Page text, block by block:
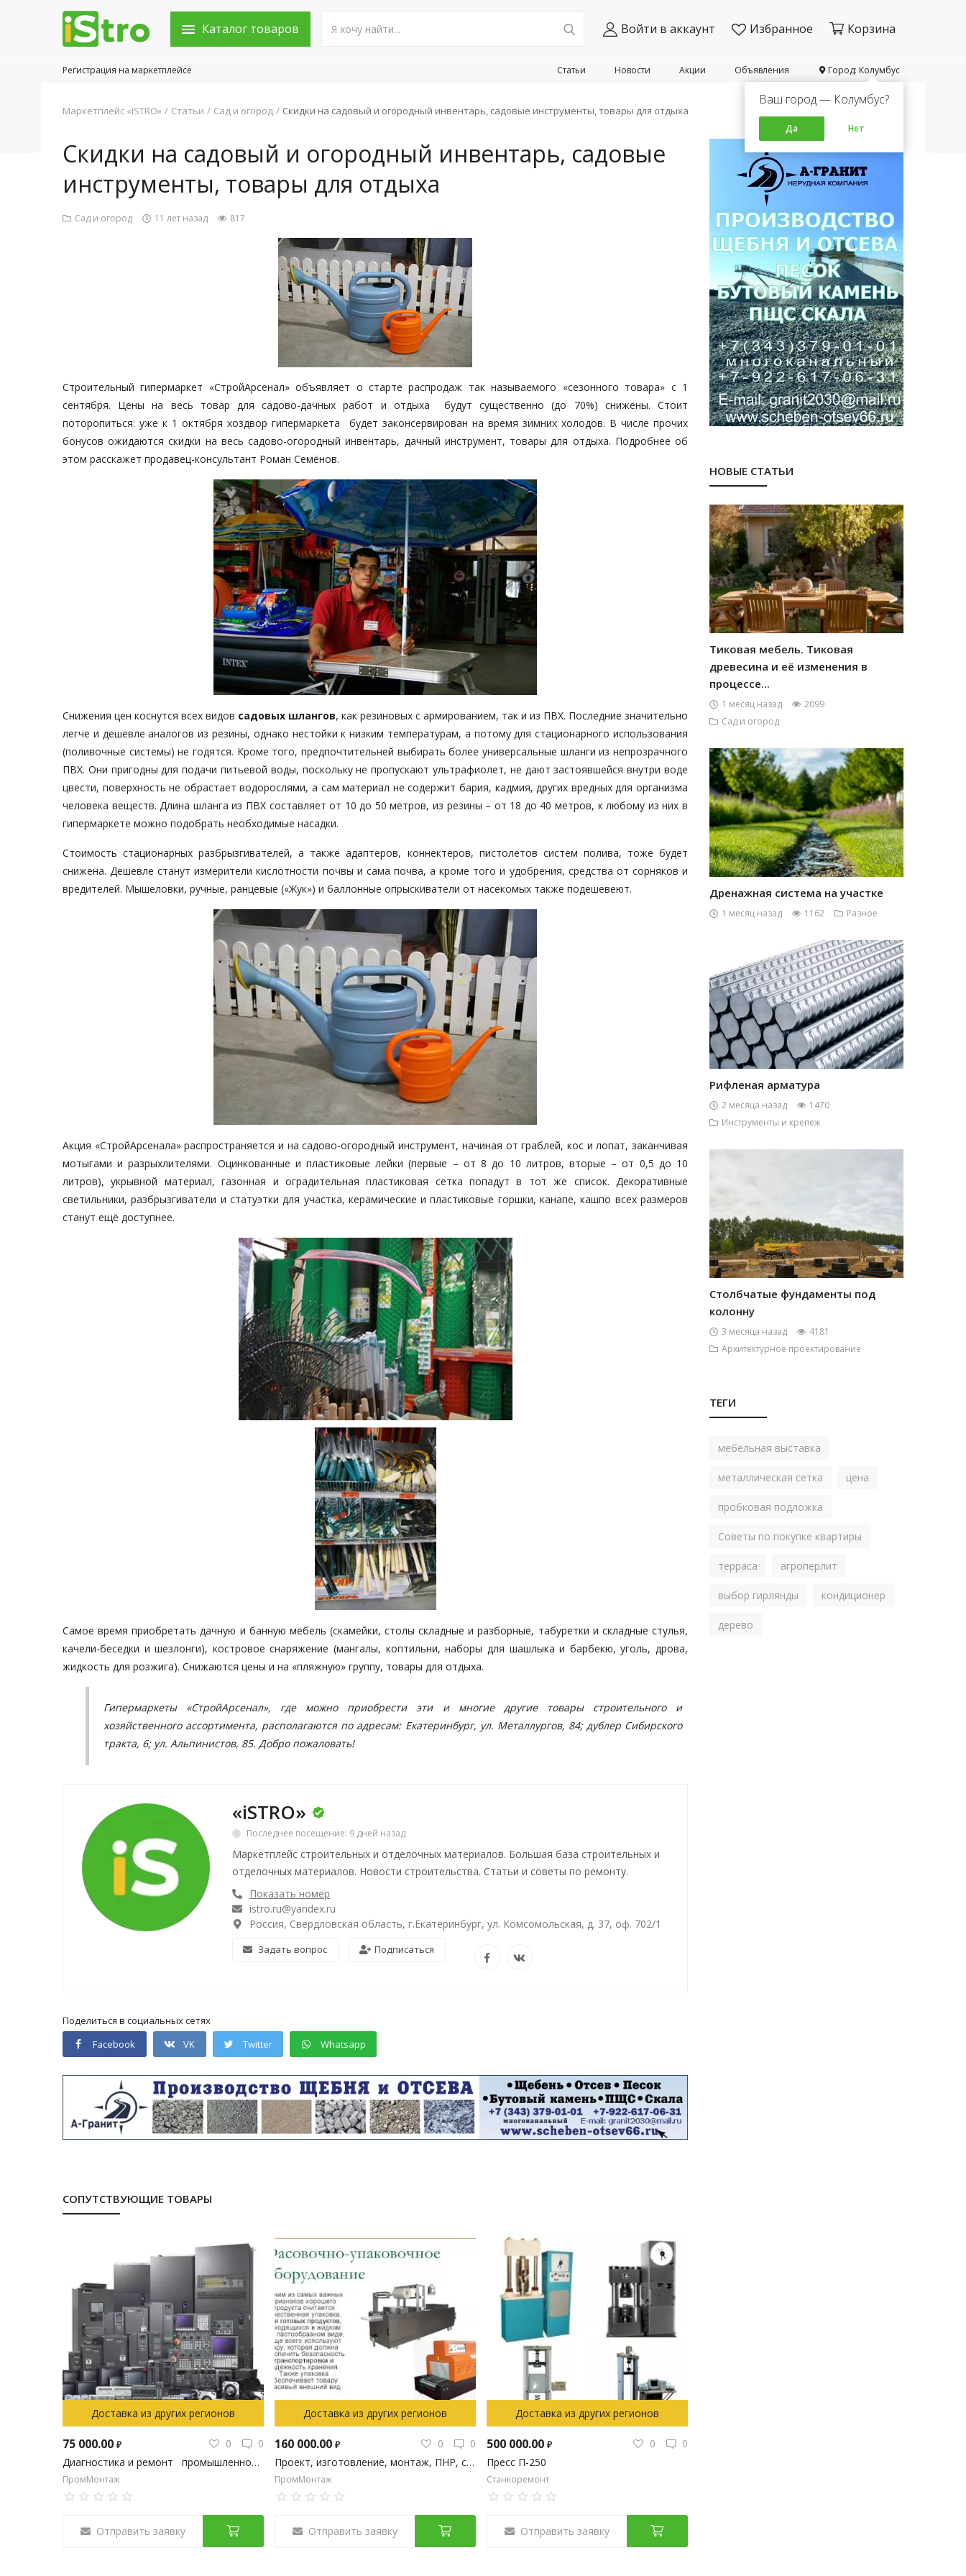
Каталог товаров Войти в аккаунт Избранное Корзина
Город: Колумбус
Ваш город — Колумбус?
Да Нет
Объявления
Акции
Новости
Статьи
Регистрация на маркетплейсе
Маркетплейс «ISTRO» Статьи Сад и огород Скидки на садовый и огородный инвентарь, садовые инструменты, товары для отдыха
Скидки на садовый и огородный инвентарь, садовые
инструменты, товары для отдыха
Сад и огород 11 лет назад 817
Строительный гипермаркет «СтройАрсенал» объявляет о старте распродаж так называемого «сезонного товара» с 1
сентября. Цены на весь товар для садово-дачных работ и отдыха будут существенно (до 70%) снижены. Стоит
поторопиться: уже к 1 октября хоздвор гипермаркета будет законсервирован на время зимних холодов. В числе прочих
бонусов ожидаются скидки на весь садово-огородный инвентарь, дачный инструмент, товары для отдыха. Подробнее об
этом расскажет продавец-консультант Роман Семёнов.
Снижения цен коснутся всех видов садовых шлангов, как резиновых с армированием, так и из ПВХ. Последние значительно
легче и дешевле аналогов из резины, однако нестойки к низким температурам, а потому для стационарного использования
(поливочные системы) не годятся. Кроме того, предпочтительней выбирать более универсальные шланги из непрозрачного
ПВХ. Они пригодны для подачи питьевой воды, поскольку не пропускают ультрафиолет, не дают застоявшейся внутри воде
цвести, поверхность не обрастает водорослями, а сам материал не содержит бария, кадмия, других вредных для организма
человека веществ. Длина шланга из ПВХ составляет от 10 до 50 метров, из резины – от 18 до 40 метров, к любому из них в
гипермаркете можно подобрать необходимые насадки.
Стоимость стационарных разбрызгивателей, а также адаптеров, коннектеров, пистолетов систем полива, тоже будет
снижена. Дешевле станут измерители кислотности почвы и сама почва, а кроме того и удобрения, средства от сорняков и
вредителей. Мышеловки, ручные, ранцевые («Жук») и баллонные опрыскиватели от насекомых также подешевеют.
Акция «СтройАрсенала» распространяется и на садово-огородный инструмент, начиная от граблей, кос и лопат, заканчивая
мотыгами и разрыхлителями. Оцинкованные и пластиковые лейки (первые – от 8 до 10 литров, вторые – от 0,5 до 10
литров), укрывной материал, газонная и оградительная пластиковая сетка попадут в тот же список. Декоративные
светильники, разбрызгиватели и статуэтки для участка, керамические и пластиковые горшки, канапе, кашпо всех размеров
станут ещё доступнее.
Самое время приобретать дачную и банную мебель (скамейки, столы складные и разборные, табуретки и складные стулья,
качели-беседки и шезлонги), костровое снаряжение (мангалы, коптильни, наборы для шашлыка и барбекю, уголь, дрова,
жидкость для розжига). Снижаются цены и на «пляжную» группу, товары для отдыха.
Гипермаркеты «СтройАрсенал», где можно приобрести эти и многие другие товары строительного и
хозяйственного ассортимента, располагаются по адресам: Екатеринбург, ул. Металлургов, 84; дублер Сибирского
тракта, 6; ул. Альпинистов, 85. Добро пожаловать!
«iSTRO»
Последнее посещение: 9 дней назад
Маркетплейс строительных и отделочных материалов. Большая база строительных и
отделочных материалов. Новости строительства. Статьи и советы по ремонту.
Показать номер
istro.ru@yandex.ru
Россия, Свердловская область, г.Екатеринбург, ул. Комсомольская, д. 37, оф. 702/1
Задать вопрос Подписаться
Поделиться в социальных сетях
Facebook
VK Twitter Whatsapp
СОПУТСТВУЮЩИЕ ТОВАРЫ
Доставка из других регионов
75 000.00 ₽ 0
0
Диагностика и ремонт промышленного оборудования
ПромМонтаж
Отправить заявку
Доставка из других регионов
160 000.00 ₽ 0
0
Проект, изготовление, монтаж, ПНР, сервис оборудования
ПромМонтаж
Отправить заявку
Доставка из других регионов
500 000.00 ₽ 0
0
Пресс П-250
Станкоремонт
Отправить заявку
НОВЫЕ СТАТЬИ
Тиковая мебель. Тиковая
древесина и её изменения в
процессе...
1 месяц назад
2099
Сад и огород
Дренажная система на участке
1 месяц назад 1162 Разное
Рифленая арматура
2 месяца назад
1470
Инструменты и крепеж
Столбчатые фундаменты под
колонну
3 месяца назад
4181
Архитектурное проектирование
ТЕГИ
мебельная выставка
металлическая сетка цена
пробковая подложка
Советы по покупке квартиры
терраса агроперлит
выбор гирлянды кондиционер
дерево